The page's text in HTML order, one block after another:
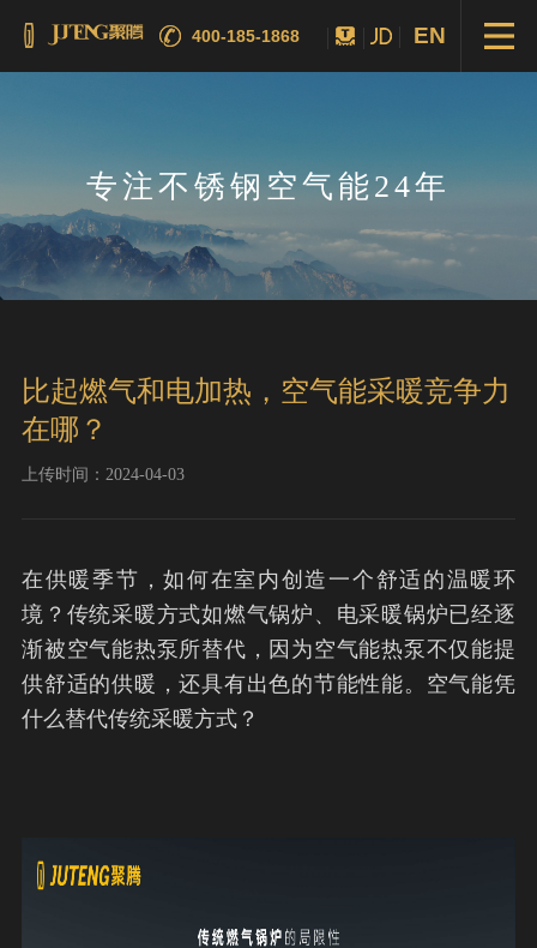
400-185-1868 EN
专注不锈钢空气能24年
比起燃气和电加热，空气能采暖竞争力
在哪？
上传时间：2024-04-03
在供暖季节，如何在室内创造一个舒适的温暖环
境？传统采暖方式如燃气锅炉、电采暖锅炉已经逐
渐被空气能热泵所替代，因为空气能热泵不仅能提
供舒适的供暖，还具有出色的节能性能。空气能凭
什么替代传统采暖方式？